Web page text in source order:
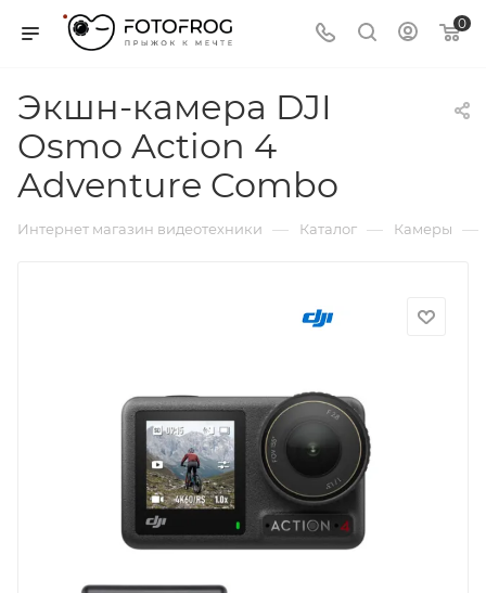
0
Экшн-камера DJI
Osmo Action 4
Adventure Combo
Интернет магазин видеотехники — Каталог — Камеры —